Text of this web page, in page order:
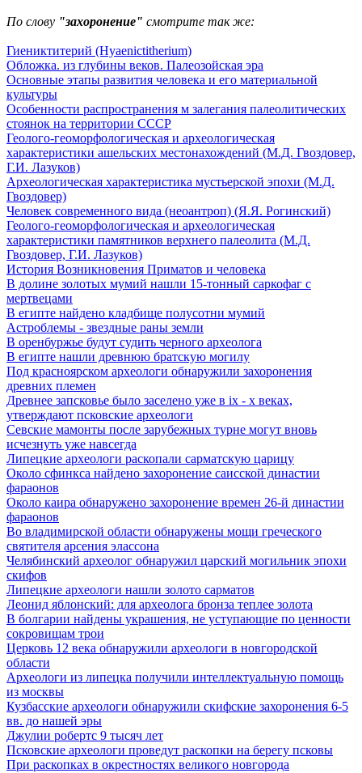
По слову "захоронение" смотрите так же:
Гиениктитерий (Hyaenictitherium)
Обложка. из глубины веков. Палеозойская эра
Основные этапы развития человека и его материальной
культуры
Особенности распространения м залегания палеолитических
стоянок на территории СССР
Геолого-геоморфологическая и археологическая
характеристики ашельских местонахождений (М.Д. Гвоздовер,
Г.И. Лазуков)
Археологическая характеристика мустьерской эпохи (М.Д.
Гвоздовер)
Человек современного вида (неоантроп) (Я.Я. Рогинский)
Геолого-геоморфологическая и археологическая
характеристики памятников верхнего палеолита (М.Д.
Гвоздовер, Г.И. Лазуков)
История Возникновения Приматов и человека
В долине золотых мумий нашли 15-тонный саркофаг с
мертвецами
В египте найдено кладбище полусотни мумий
Астроблемы - звездные раны земли
В оренбуржье будут судить черного археолога
В египте нашли древнюю братскую могилу
Под красноярском археологи обнаружили захоронения
древних племен
Древнее запсковье было заселено уже в ix - x веках,
утверждают псковские археологи
Севские мамонты после зарубежных турне могут вновь
исчезнуть уже навсегда
Липецкие археологи раскопали сарматскую царицу
Около сфинкса найдено захоронение саисской династии
фараонов
Около каира обнаружено захоронение времен 26-й династии
фараонов
Во владимирской области обнаружены мощи греческого
святителя арсения элассона
Челябинский археолог обнаружил царский могильник эпохи
скифов
Липецкие археологи нашли золото сарматов
Леонид яблонский: для археолога бронза теплее золота
В болгарии найдены украшения, не уступающие по ценности
сокровищам трои
Церковь 12 века обнаружили археологи в новгородской
области
Археологи из липецка получили интеллектуальную помощь
из москвы
Кузбасские археологи обнаружили скифские захоронения 6-5
вв. до нашей эры
Джулии робертс 9 тысяч лет
Псковские археологи проведут раскопки на берегу псковы
При раскопках в окрестностях великого новгорода